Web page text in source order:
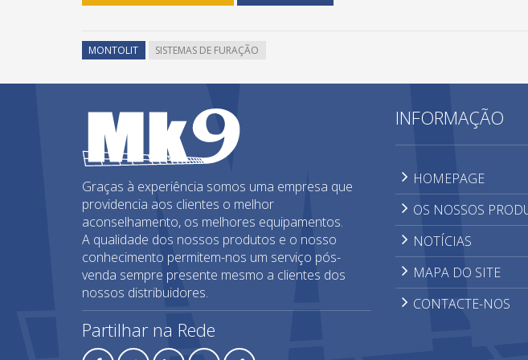
MONTOLIT SISTEMAS DE FURAÇÃO
Graças à experiência somos uma empresa que
providencia aos clientes o melhor
aconselhamento, os melhores equipamentos.
A qualidade dos nossos produtos e o nosso
conhecimento permitem-nos um serviço pós-
venda sempre presente mesmo a clientes dos
nossos distribuidores.
Partilhar na Rede
INFORMAÇÃO
HOMEPAGE
OS NOSSOS
NOTÍCIAS
MAPA DO SITE
CONTACTE-NOS